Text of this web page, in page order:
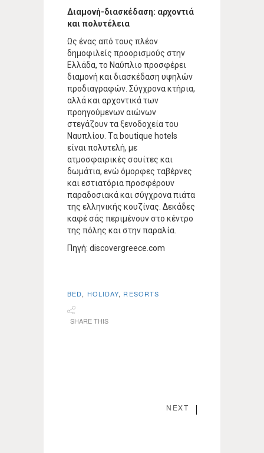
Διαμονή-διασκέδαση: αρχοντιά
και πολυτέλεια
Ως ένας από τους πλέον
δημοφιλείς προορισμούς στην
Ελλάδα, το Ναύπλιο προσφέρει
διαμονή και διασκέδαση υψηλών
προδιαγραφών. Σύγχρονα κτήρια,
αλλά και αρχοντικά των
προηγούμενων αιώνων
στεγάζουν τα ξενοδοχεία του
Ναυπλίου. Tα boutique hotels
είναι πολυτελή, με
ατμοσφαιρικές σουίτες και
δωμάτια, ενώ όμορφες ταβέρνες
και εστιατόρια προσφέρουν
παραδοσιακά και σύγχρονα πιάτα
της ελληνικής κουζίνας. Δεκάδες
καφέ σάς περιμένουν στο κέντρο
της πόλης και στην παραλία.
Πηγή: discovergreece.com
BED, HOLIDAY, RESORTS
SHARE THIS
NEXT